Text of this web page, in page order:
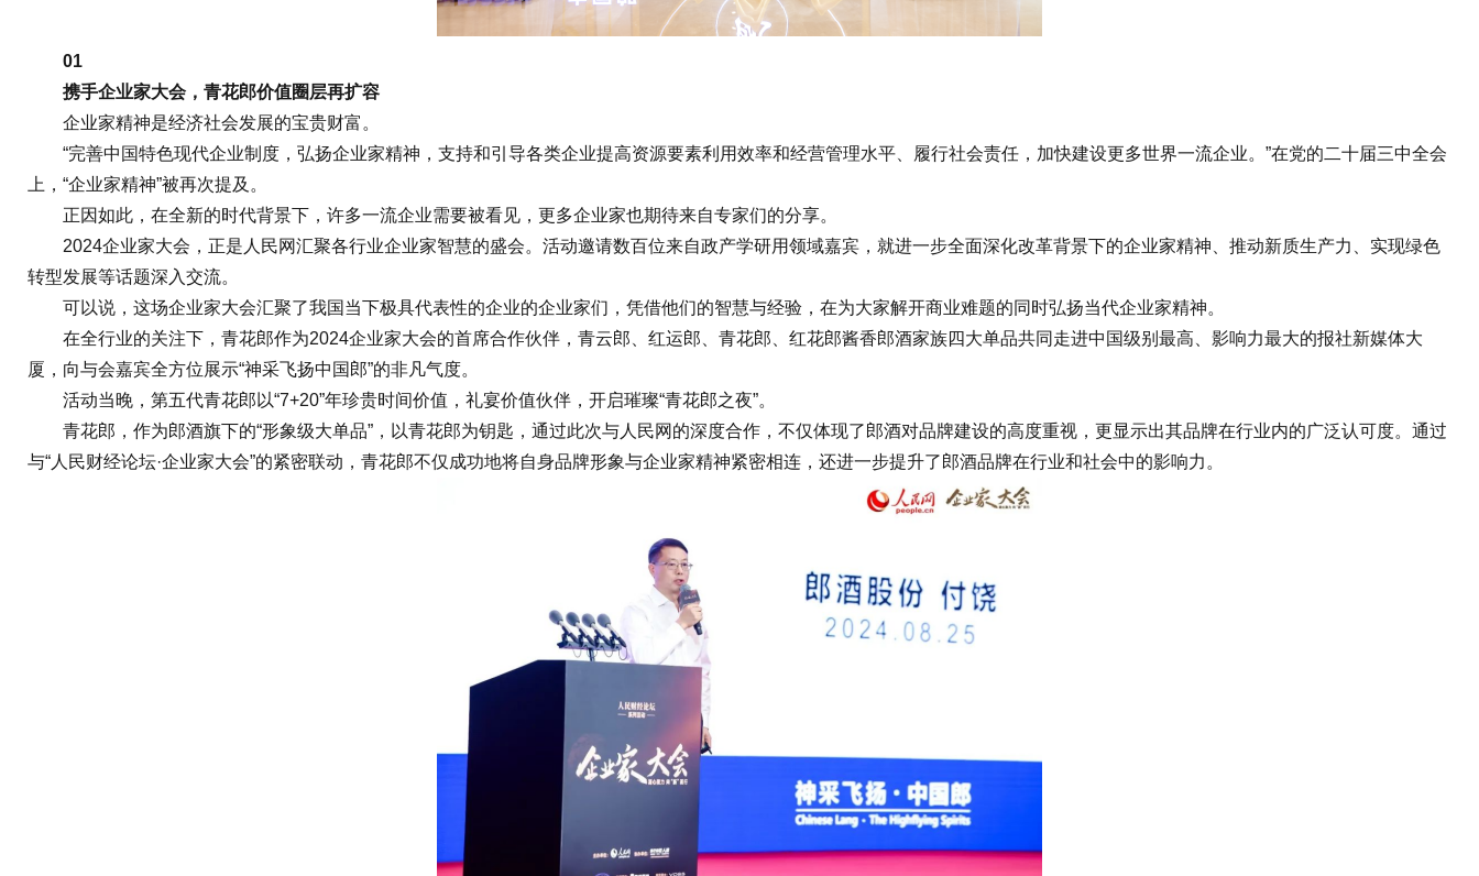
01
携手企业家大会，青花郎价值圈层再扩容
企业家精神是经济社会发展的宝贵财富。
“完善中国特色现代企业制度，弘扬企业家精神，支持和引导各类企业提高资源要素利用效率和经营管理水平、履行社会责任，加快建设更多世界一流企业。”在党的二十届三中全会
上，“企业家精神”被再次提及。
正因如此，在全新的时代背景下，许多一流企业需要被看见，更多企业家也期待来自专家们的分享。
2024企业家大会，正是人民网汇聚各行业企业家智慧的盛会。活动邀请数百位来自政产学研用领域嘉宾，就进一步全面深化改革背景下的企业家精神、推动新质生产力、实现绿色
转型发展等话题深入交流。
可以说，这场企业家大会汇聚了我国当下极具代表性的企业的企业家们，凭借他们的智慧与经验，在为大家解开商业难题的同时弘扬当代企业家精神。
在全行业的关注下，青花郎作为2024企业家大会的首席合作伙伴，青云郎、红运郎、青花郎、红花郎酱香郎酒家族四大单品共同走进中国级别最高、影响力最大的报社新媒体大
厦，向与会嘉宾全方位展示“神采飞扬中国郎”的非凡气度。
活动当晚，第五代青花郎以“7+20”年珍贵时间价值，礼宴价值伙伴，开启璀璨“青花郎之夜”。
青花郎，作为郎酒旗下的“形象级大单品”，以青花郎为钥匙，通过此次与人民网的深度合作，不仅体现了郎酒对品牌建设的高度重视，更显示出其品牌在行业内的广泛认可度。通过
与“人民财经论坛·企业家大会”的紧密联动，青花郎不仅成功地将自身品牌形象与企业家精神紧密相连，还进一步提升了郎酒品牌在行业和社会中的影响力。